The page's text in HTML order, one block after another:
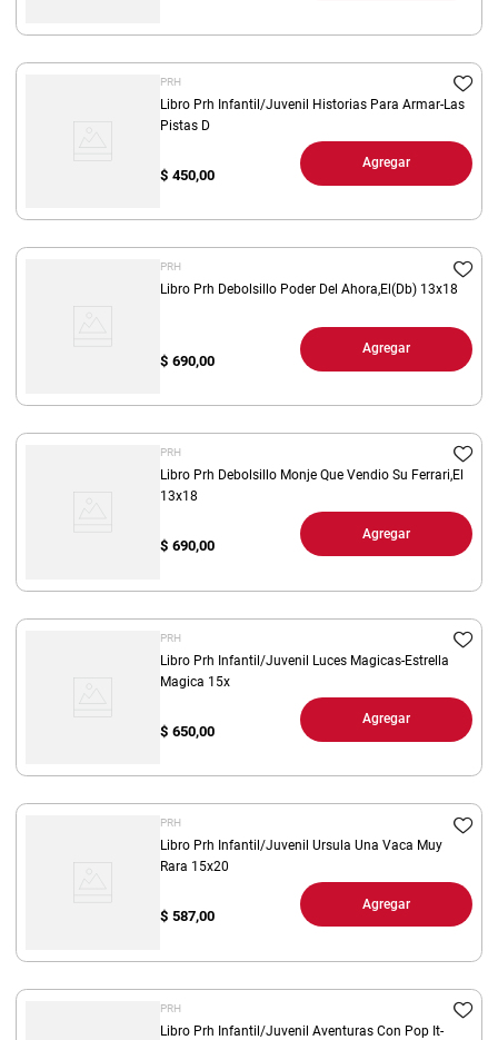
PRH
Libro Prh Infantil/Juvenil Historias Para Armar-Las
Pistas D
$ 450,00
Agregar
PRH
Libro Prh Debolsillo Poder Del Ahora,El(Db) 13x18
$ 690,00
Agregar
PRH
Libro Prh Debolsillo Monje Que Vendio Su Ferrari,El
13x18
$ 690,00
Agregar
PRH
Libro Prh Infantil/Juvenil Luces Magicas-Estrella
Magica 15x
$ 650,00
Agregar
PRH
Libro Prh Infantil/Juvenil Ursula Una Vaca Muy
Rara 15x20
$ 587,00
Agregar
PRH
Libro Prh Infantil/Juvenil Aventuras Con Pop It-